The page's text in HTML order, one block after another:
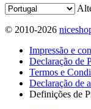
© 2010-2026
Impressão e
Declaração de
Termos e
Declaração de
Definições de